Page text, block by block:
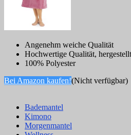
Angenehm weiche Qualität
Hochwertige Qualität,
100% Polyester
Bei Amazon kaufen!(Nicht verfügbar)
Bademantel
Kimono
Morgenmantel